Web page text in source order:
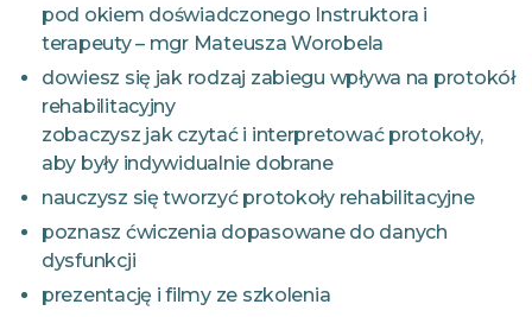
pod okiem doświadczonego Instruktora i
terapeuty – mgr Mateusza Worobela
dowiesz się jak rodzaj zabiegu wpływa na protokół
rehabilitacyjny
zobaczysz jak czytać i interpretować protokoły,
aby były indywidualnie dobrane
nauczysz się tworzyć protokoły rehabilitacyjne
poznasz ćwiczenia dopasowane do danych
dysfunkcji
prezentację i filmy ze szkolenia